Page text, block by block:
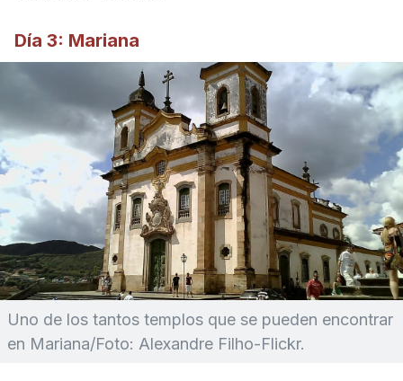
Día 3: Mariana
Uno de los tantos templos que se pueden encontrar
en Mariana/Foto: Alexandre Filho-Flickr.